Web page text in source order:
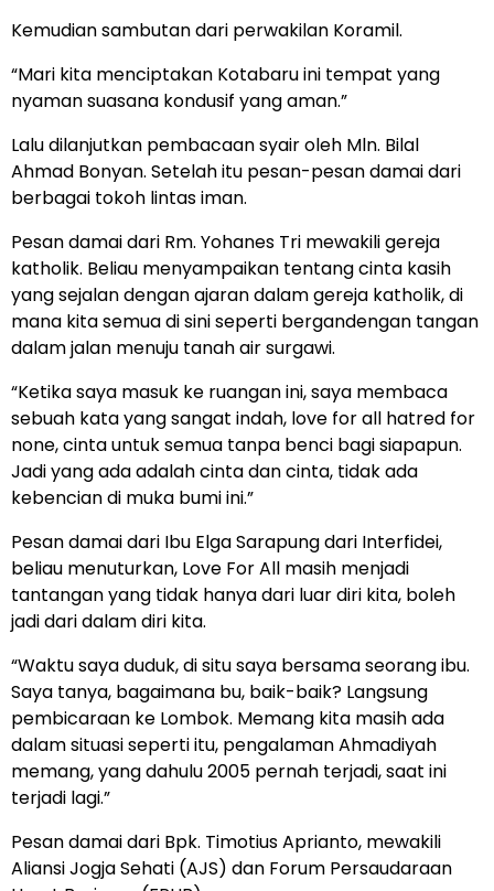
Kemudian sambutan dari perwakilan Koramil.
“Mari kita menciptakan Kotabaru ini tempat yang
nyaman suasana kondusif yang aman.”
Lalu dilanjutkan pembacaan syair oleh Mln. Bilal
Ahmad Bonyan. Setelah itu pesan-pesan damai dari
berbagai tokoh lintas iman.
Pesan damai dari Rm. Yohanes Tri mewakili gereja
katholik. Beliau menyampaikan tentang cinta kasih
yang sejalan dengan ajaran dalam gereja katholik, di
mana kita semua di sini seperti bergandengan tangan
dalam jalan menuju tanah air surgawi.
“Ketika saya masuk ke ruangan ini, saya membaca
sebuah kata yang sangat indah, love for all hatred for
none, cinta untuk semua tanpa benci bagi siapapun.
Jadi yang ada adalah cinta dan cinta, tidak ada
kebencian di muka bumi ini.”
Pesan damai dari Ibu Elga Sarapung dari Interfidei,
beliau menuturkan, Love For All masih menjadi
tantangan yang tidak hanya dari luar diri kita, boleh
jadi dari dalam diri kita.
“Waktu saya duduk, di situ saya bersama seorang ibu.
Saya tanya, bagaimana bu, baik-baik? Langsung
pembicaraan ke Lombok. Memang kita masih ada
dalam situasi seperti itu, pengalaman Ahmadiyah
memang, yang dahulu 2005 pernah terjadi, saat ini
terjadi lagi.”
Pesan damai dari Bpk. Timotius Aprianto, mewakili
Aliansi Jogja Sehati (AJS) dan Forum Persaudaraan